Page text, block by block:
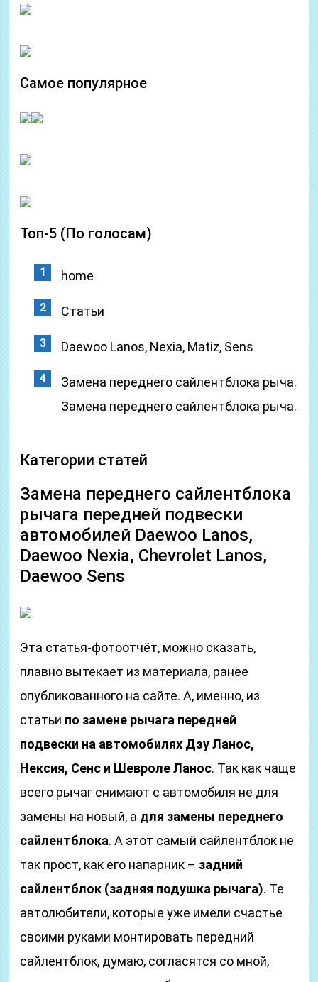
Самое популярное
Топ-5 (По голосам)
home
Статьи
Daewoo Lanos, Nexia, Matiz, Sens
Замена переднего сайлентблока рыча.
Замена переднего сайлентблока рыча.
Категории статей
Замена переднего сайлентблока
рычага передней подвески
автомобилей Daewoo Lanos,
Daewoo Nexia, Chevrolet Lanos,
Daewoo Sens
Эта статья-фотоотчёт, можно сказать,
плавно вытекает из материала, ранее
опубликованного на сайте. А, именно, из
статьи по замене рычага передней
подвески на автомобилях Дэу Ланос,
Нексия, Сенс и Шевроле Ланос. Так как чаще
всего рычаг снимают с автомобиля не для
замены на новый, а для замены переднего
сайлентблока. А этот самый сайлентблок не
так прост, как его напарник – задний
сайлентблок (задняя подушка рычага). Те
автолюбители, которые уже имели счастье
своими руками монтировать передний
сайлентблок, думаю, согласятся со мной,